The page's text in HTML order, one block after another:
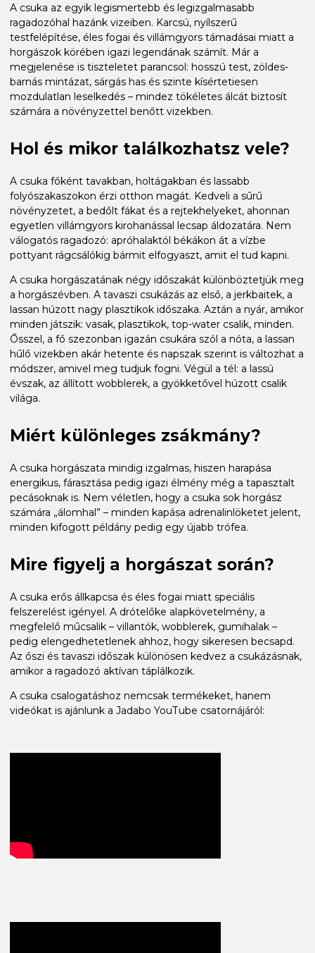
A csuka az egyik legismertebb és legizgalmasabb
ragadozóhal hazánk vizeiben. Karcsú, nyílszerű
testfelépítése, éles fogai és villámgyors támadásai miatt a
horgászok körében igazi legendának számít. Már a
megjelenése is tiszteletet parancsol: hosszú test, zöldes-
barnás mintázat, sárgás has és szinte kísértetiesen
mozdulatlan leselkedés – mindez tökéletes álcát biztosít
számára a növényzettel benőtt vizekben.
Hol és mikor találkozhatsz vele?
A csuka főként tavakban, holtágakban és lassabb
folyószakaszokon érzi otthon magát. Kedveli a sűrű
növényzetet, a bedőlt fákat és a rejtekhelyeket, ahonnan
egyetlen villámgyors kirohanással lecsap áldozatára. Nem
válogatós ragadozó: apróhalaktól békákon át a vízbe
pottyant rágcsálókig bármit elfogyaszt, amit el tud kapni.
A csuka horgászatának négy időszakát különböztetjük meg
a horgászévben. A tavaszi csukázás az első, a jerkbaitek, a
lassan húzott nagy plasztikok időszaka. Aztán a nyár, amikor
minden játszik: vasak, plasztikok, top-water csalik, minden.
Ősszel, a fő szezonban igazán csukára szól a nóta, a lassan
hűlő vizekben akár hetente és napszak szerint is változhat a
módszer, amivel meg tudjuk fogni. Végül a tél: a lassú
évszak, az állított wobblerek, a gyökketővel húzott csalik
világa.
Miért különleges zsákmány?
A csuka horgászata mindig izgalmas, hiszen harapása
energikus, fárasztása pedig igazi élmény még a tapasztalt
pecásoknak is. Nem véletlen, hogy a csuka sok horgász
számára „álomhal” – minden kapása adrenalinlöketet jelent,
minden kifogott példány pedig egy újabb trófea.
Mire figyelj a horgászat során?
A csuka erős állkapcsa és éles fogai miatt speciális
felszerelést igényel. A drótelőke alapkövetelmény, a
megfelelő műcsalik – villantók, wobblerek, gumihalak –
pedig elengedhetetlenek ahhoz, hogy sikeresen becsapd.
Az őszi és tavaszi időszak különösen kedvez a csukázásnak,
amikor a ragadozó aktívan táplálkozik.
A csuka csalogatáshoz nemcsak termékeket, hanem
videókat is ajánlunk a Jadabo YouTube csatornájáról: